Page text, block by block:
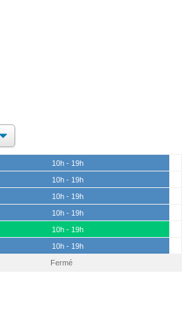
10h - 19h
10h - 19h
10h - 19h
10h - 19h
10h - 19h
10h - 19h
Fermé